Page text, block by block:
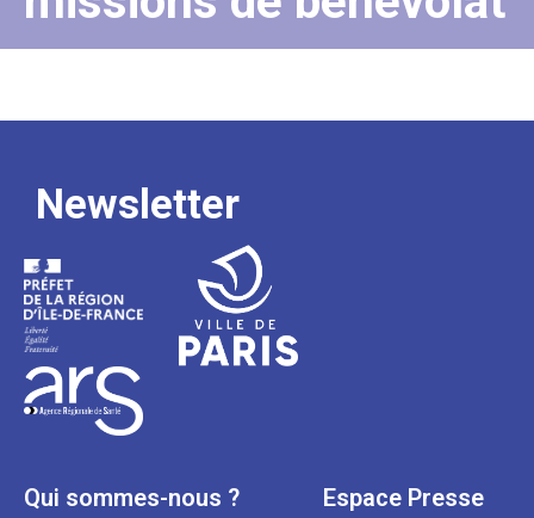
Newsletter
Qui sommes-nous ?
Espace Presse